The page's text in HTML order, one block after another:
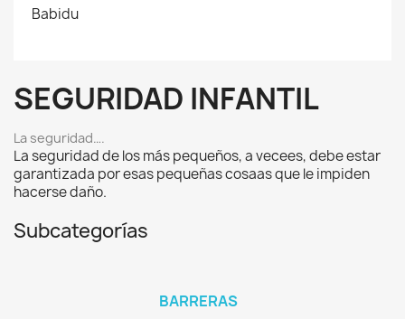
Babidu
SEGURIDAD INFANTIL
La seguridad….
La seguridad de los más pequeños, a vecees, debe estar
garantizada por esas pequeñas cosaas que le impiden
hacerse daño.
Subcategorías
BARRERAS